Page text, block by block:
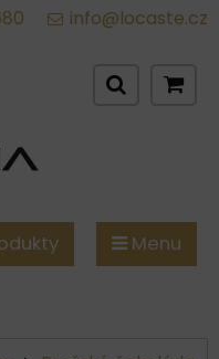
info@locaste.cz
Menu